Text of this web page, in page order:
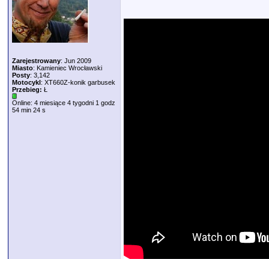
Zarejestrowany: Jun 2009
Miasto: Kamieniec Wrocławski
Posty: 3,142
Motocykl: XT660Z-konik garbusek
Przebieg: Ł
Online: 4 miesiące 4 tygodni 1 godz
54 min 24 s